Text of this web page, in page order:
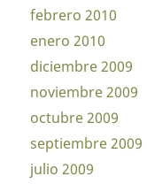
febrero 2010
enero 2010
diciembre 2009
noviembre 2009
octubre 2009
septiembre 2009
julio 2009